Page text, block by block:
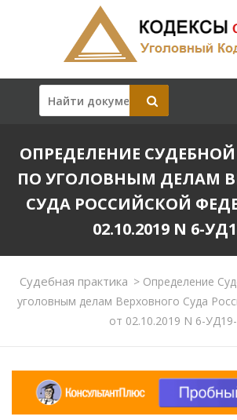
ОПРЕДЕЛЕНИЕ
ПО УГОЛОВНЫМ ДЕЛАМ
СУДА РОССИЙСКОЙ
02.10.2019 N 6-
Судебная практика > Определение
уголовным делам Верховного Суда
от 02.10.2019 N 6-